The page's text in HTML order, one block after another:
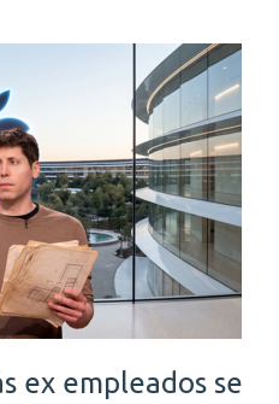
ex empleados se